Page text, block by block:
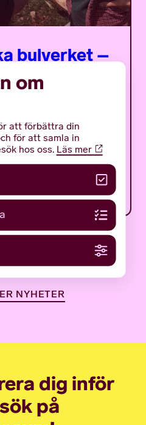
bulverket –
på
på en av Gotlands
fornlämningar:
på botten av...
NYHETER
dig inför
på
om
att förbättra din
för att samla in
hos oss. Läs mer